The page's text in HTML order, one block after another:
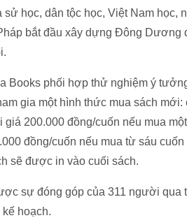
học, dân tộc học, Việt Nam học,
bắt đầu xây dựng Đông Dương
Books phối hợp thử nghiệm ý
gia một hình thức mua sách
200.000 đồng/cuốn nếu mua
đồng/cuốn nếu mua từ sáu
sẽ được in vào cuối sách.
sự đóng góp của 311 người qua
hoạch.